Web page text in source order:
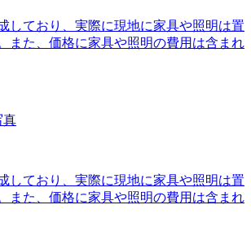
しており、実際に現地に家具や照明は置
また、価格に家具や照明の費用は含まれ
しており、実際に現地に家具や照明は置
また、価格に家具や照明の費用は含まれ